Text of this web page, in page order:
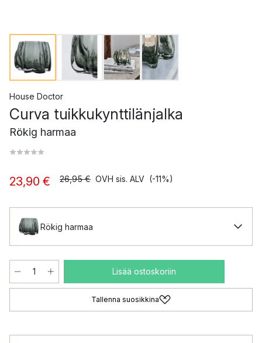
House Doctor
Curva tuikkukynttilänjalka
Rökig harmaa
23,90 € 26,95 € OVH sis. ALV (-11%)
Rökig harmaa
Lisää ostoskoriin
Tallenna suosikkina